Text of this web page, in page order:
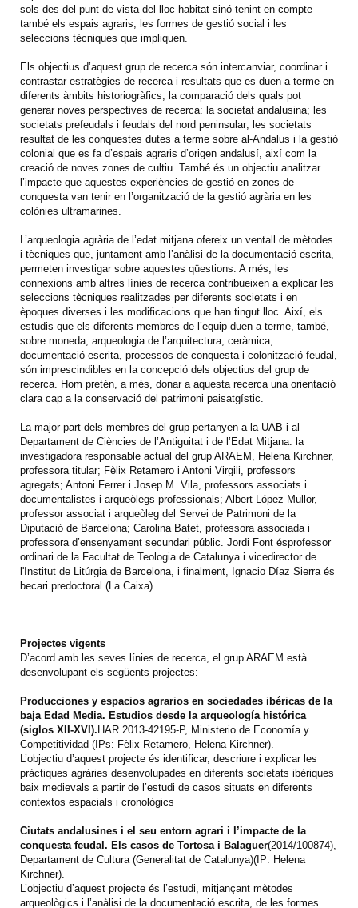
sols des del punt de vista del lloc habitat sinó tenint en compte
també els espais agraris, les formes de gestió social i les
seleccions tècniques que impliquen.
Els objectius d’aquest grup de recerca són intercanviar, coordinar i
contrastar estratègies de recerca i resultats que es duen a terme en
diferents àmbits historiogràfics, la comparació dels quals pot
generar noves perspectives de recerca: la societat andalusina; les
societats prefeudals i feudals del nord peninsular; les societats
resultat de les conquestes dutes a terme sobre al-Andalus i la gestió
colonial que es fa d’espais agraris d’origen andalusí, així com la
creació de noves zones de cultiu. També és un objectiu analitzar
l’impacte que aquestes experiències de gestió en zones de
conquesta van tenir en l’organització de la gestió agrària en les
colònies ultramarines.
L’arqueologia agrària de l’edat mitjana ofereix un ventall de mètodes
i tècniques que, juntament amb l’anàlisi de la documentació escrita,
permeten investigar sobre aquestes qüestions. A més, les
connexions amb altres línies de recerca contribueixen a explicar les
seleccions tècniques realitzades per diferents societats i en
èpoques diverses i les modificacions que han tingut lloc. Així, els
estudis que els diferents membres de l’equip duen a terme, també,
sobre moneda, arqueologia de l’arquitectura, ceràmica,
documentació escrita, processos de conquesta i colonització feudal,
són imprescindibles en la concepció dels objectius del grup de
recerca. Hom pretén, a més, donar a aquesta recerca una orientació
clara cap a la conservació del patrimoni paisatgístic.
La major part dels membres del grup pertanyen a la UAB i al
Departament de Ciències de l’Antiguitat i de l’Edat Mitjana: la
investigadora responsable actual del grup ARAEM, Helena Kirchner,
professora titular; Fèlix Retamero i Antoni Virgili, professors
agregats; Antoni Ferrer i Josep M. Vila, professors associats i
documentalistes i arqueòlegs professionals; Albert López Mullor,
professor associat i arqueòleg del Servei de Patrimoni de la
Diputació de Barcelona; Carolina Batet, professora associada i
professora d’ensenyament secundari públic. Jordi Font ésprofessor
ordinari de la Facultat de Teologia de Catalunya i vicedirector de
l'Institut de Litúrgia de Barcelona, i finalment, Ignacio Díaz Sierra és
becari predoctoral (La Caixa).
Projectes vigents
D’acord amb les seves línies de recerca, el grup ARAEM està
desenvolupant els següents projectes:
Producciones y espacios agrarios en sociedades ibéricas de la
baja Edad Media. Estudios desde la arqueología histórica
(siglos XII-XVI). HAR 2013-42195-P, Ministerio de Economía y
Competitividad (IPs: Fèlix Retamero, Helena Kirchner).
L’objectiu d’aquest projecte és identificar, descriure i explicar les
pràctiques agràries desenvolupades en diferents societats ibèriques
baix medievals a partir de l’estudi de casos situats en diferents
contextos espacials i cronològics
Ciutats andalusines i el seu entorn agrari i l’impacte de la
conquesta feudal. Els casos de Tortosa i Balaguer(2014/100874),
Departament de Cultura (Generalitat de Catalunya)(IP: Helena
Kirchner).
L’objectiu d’aquest projecte és l’estudi, mitjançant mètodes
arqueològics i l’anàlisi de la documentació escrita, de les formes